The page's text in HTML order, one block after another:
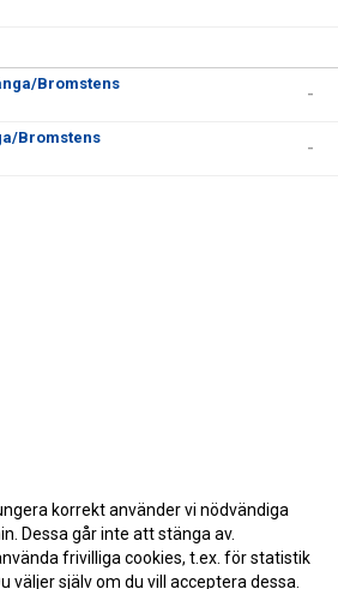
Bromstens
-
Bromstens
-
korrekt använder vi nödvändiga
Dessa går inte att stänga av.
frivilliga cookies, t.ex. för statistik
väljer själv om du vill acceptera dessa.